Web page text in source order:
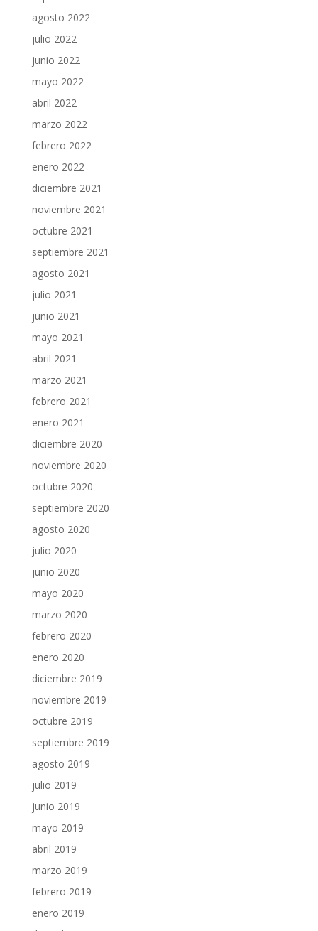
agosto 2022
julio 2022
junio 2022
mayo 2022
abril 2022
marzo 2022
febrero 2022
enero 2022
diciembre 2021
noviembre 2021
octubre 2021
septiembre 2021
agosto 2021
julio 2021
junio 2021
mayo 2021
abril 2021
marzo 2021
febrero 2021
enero 2021
diciembre 2020
noviembre 2020
octubre 2020
septiembre 2020
agosto 2020
julio 2020
junio 2020
mayo 2020
marzo 2020
febrero 2020
enero 2020
diciembre 2019
noviembre 2019
octubre 2019
septiembre 2019
agosto 2019
julio 2019
junio 2019
mayo 2019
abril 2019
marzo 2019
febrero 2019
enero 2019